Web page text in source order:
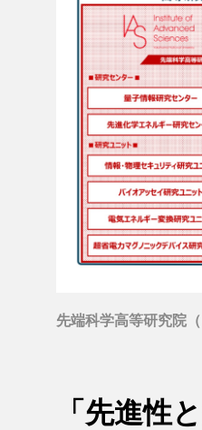
先端科学高等研究院
「先進性